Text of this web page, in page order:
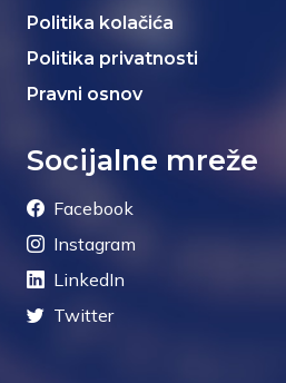
Politika kolačića
Politika privatnosti
Pravni osnov
Socijalne mreže
Facebook
Instagram
LinkedIn
Twitter